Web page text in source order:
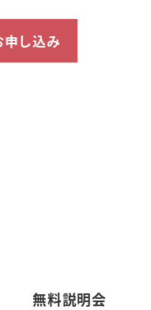
申し込み
無料説明会